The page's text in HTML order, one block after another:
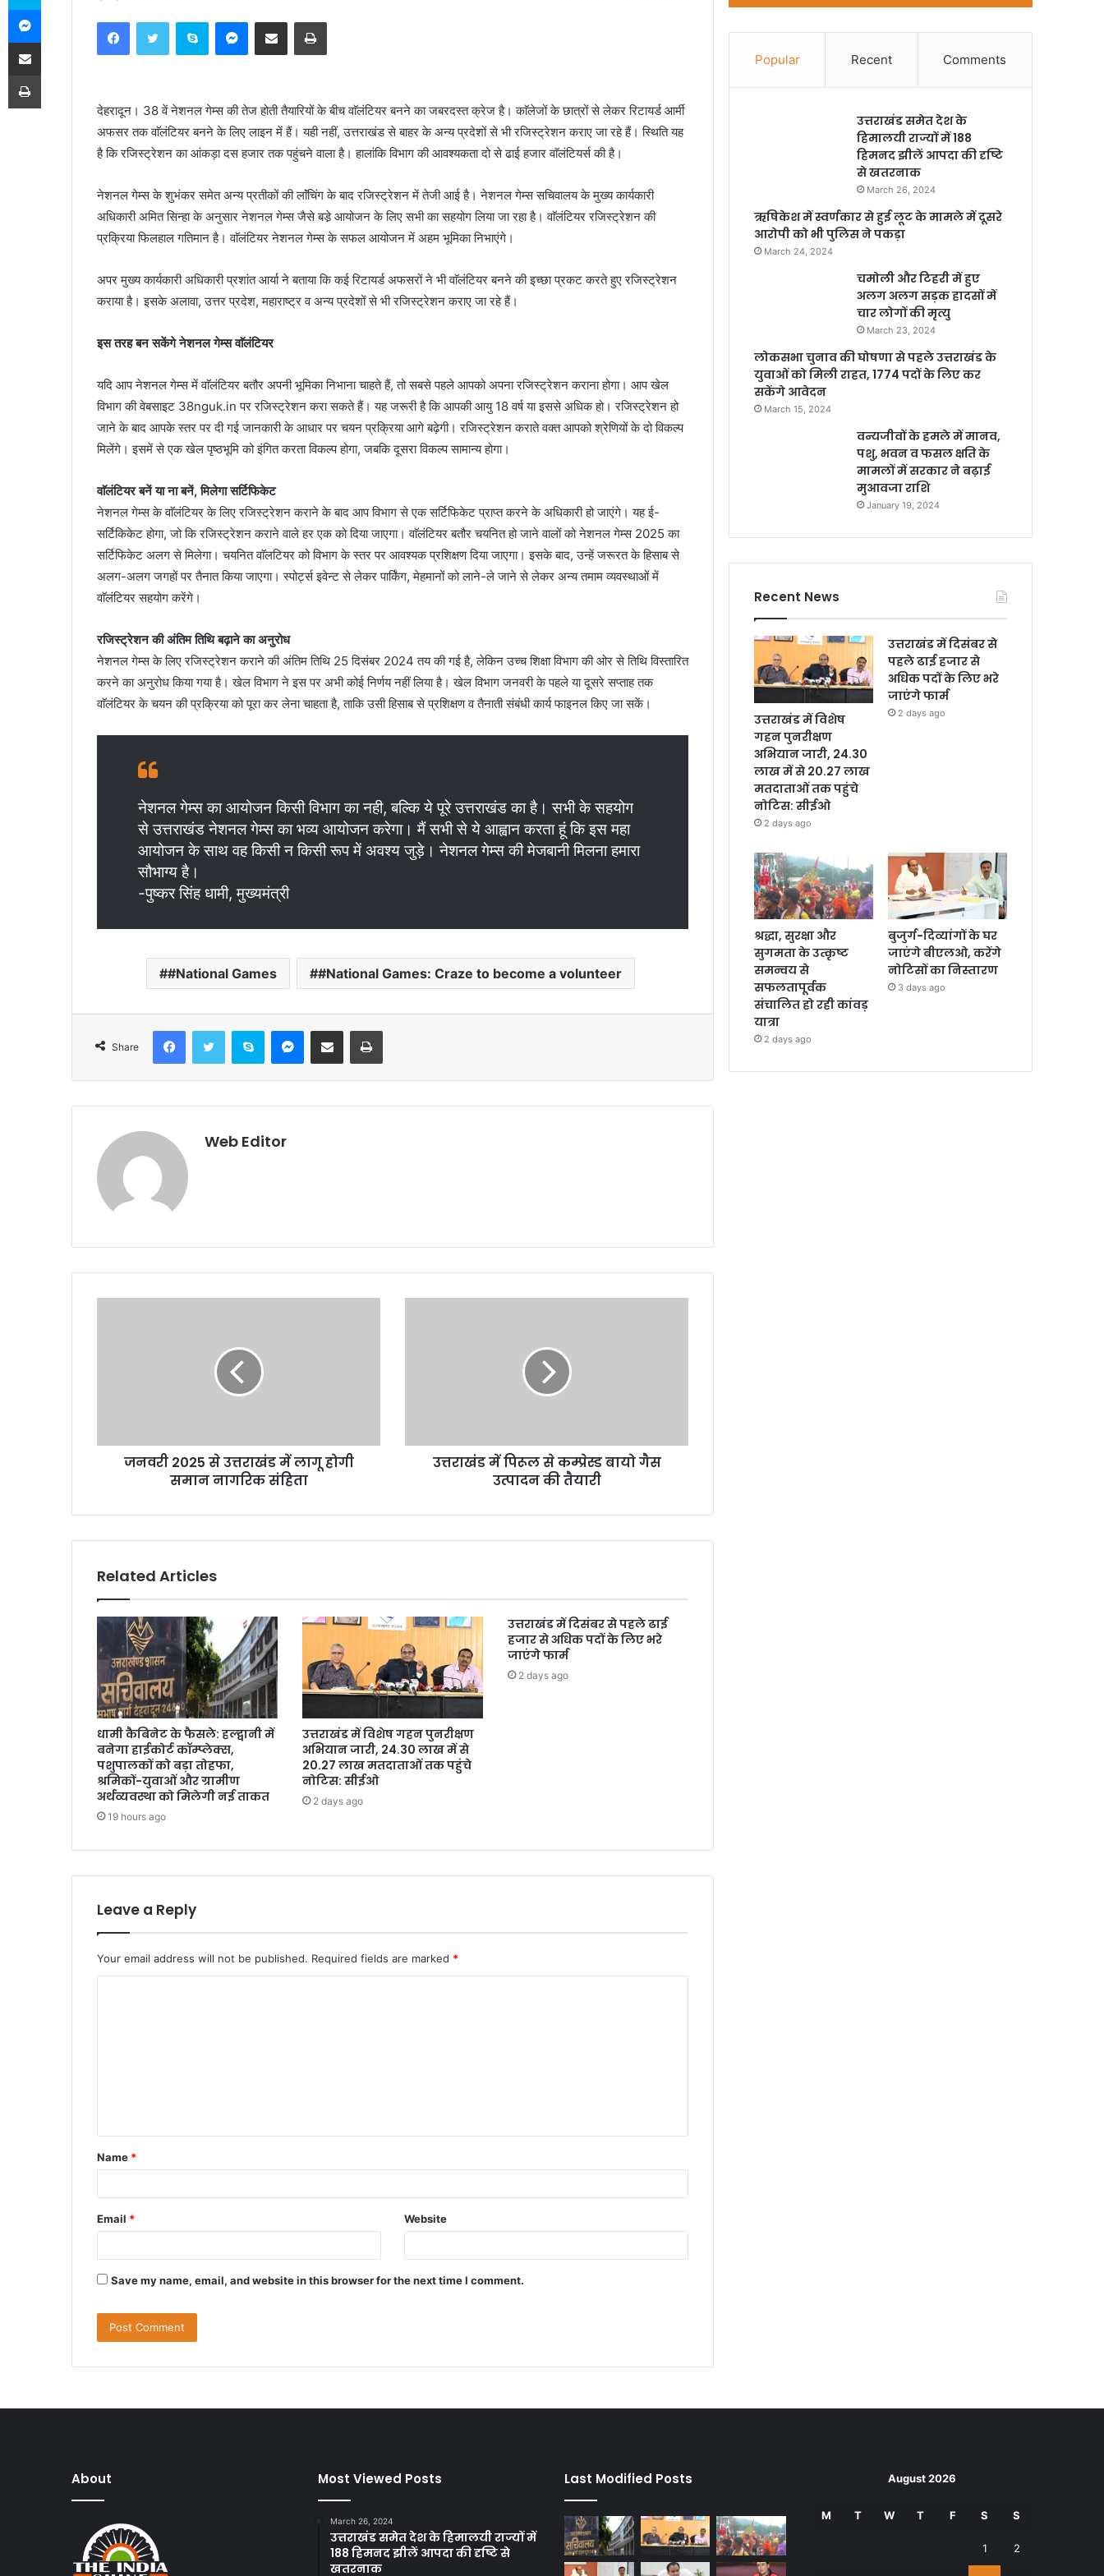
n
d
e
m
a
l
देहरादून। 38 वें नेशनल गेम्स की तेज होती तैयारियों के बीच वाॅलंटियर बनने का जबरदस्त क्रेज है। काॅलेजों के छात्रों से लेकर रिटायर्ड आर्मी
अफसर तक वाॅलंटियर बनने के लिए लाइन में हैं। यही नहीं, उत्तराखंड से बाहर के अन्य प्रदेशों से भी रजिस्ट्रेशन कराए जा रहे हैं। स्थिति यह
है कि रजिस्ट्रेशन का आंकड़ा दस हजार तक पहुंचने वाला है। हालांकि विभाग की आवश्यकता दो से ढाई हजार वाॅलंटियर्स की है।
नेशनल गेम्स के शुभंकर समेत अन्य प्रतीकों की लाॅंचिंग के बाद रजिस्ट्रेशन में तेजी आई है। नेशनल गेम्स सचिवालय के मुख्य कार्यकारी
अधिकारी अमित सिन्हा के अनुसार नेशनल गेम्स जैसे बडे़ आयोजन के लिए सभी का सहयोग लिया जा रहा है। वाॅलंटियर रजिस्ट्रेशन की
प्रक्रिया फिलहाल गतिमान है। वाॅलंटियर नेशनल गेम्स के सफल आयोजन में अहम भूमिका निभाएंगे।
अपर मुख्य कार्यकारी अधिकारी प्रशांत आर्या ने बताया कि कई रिटायर्ड अफसरों ने भी वाॅलंटियर बनने की इच्छा प्रकट करते हुए रजिस्ट्रेशन
कराया है। इसके अलावा, उत्तर प्रदेश, महाराष्ट्र व अन्य प्रदेशों से भी रजिस्ट्रेशन कराए जा रहे हैं।
इस तरह बन सकेंगे नेशनल गेम्स वाॅलंटियर
यदि आप नेशनल गेम्स में वाॅलंटियर बतौर अपनी भूमिका निभाना चाहते हैं, तो सबसे पहले आपको अपना रजिस्ट्रेशन कराना होगा। आप खेल
विभाग की वेबसाइट 38nguk.in पर रजिस्ट्रेशन करा सकते हैं। यह जरूरी है कि आपकी आयु 18 वर्ष या इससे अधिक हो। रजिस्ट्रेशन हो
जाने के बाद आपके स्तर पर दी गई जानकारी के आधार पर चयन प्रक्रिया आगे बढ़ेगी। रजिस्ट्रेशन कराते वक्त आपको श्रेणियों के दो विकल्प
मिलेंगे। इसमें से एक खेल पृष्ठभूमि को इंगित करता विकल्प होगा, जबकि दूसरा विकल्प सामान्य होगा।
वाॅलंटियर बनें या ना बनें, मिलेगा सर्टिफिकेट
नेशनल गेम्स के वाॅलंटियर के लिए रजिस्ट्रेशन कराने के बाद आप विभाग से एक सर्टिफिकेट प्राप्त करने के अधिकारी हो जाएंगे। यह ई-
सर्टिकिकेट होगा, जो कि रजिस्ट्रेशन कराने वाले हर एक को दिया जाएगा। वाॅलंटियर बतौर चयनित हो जाने वालों को नेशनल गेम्स 2025 का
सर्टिफिकेट अलग से मिलेगा। चयनित वाॅलटियर को विभाग के स्तर पर आवश्यक प्रशिक्षण दिया जाएगा। इसके बाद, उन्हें जरूरत के हिसाब से
अलग-अलग जगहों पर तैनात किया जाएगा। स्पोर्ट्स इवेन्ट से लेकर पार्किंग, मेहमानों को लाने-ले जाने से लेकर अन्य तमाम व्यवस्थाओं में
वाॅलंटियर सहयोग करेंगे।
रजिस्ट्रेशन की अंतिम तिथि बढ़ाने का अनुरोध
नेशनल गेम्स के लिए रजिस्ट्रेशन कराने की अंतिम तिथि 25 दिसंबर 2024 तय की गई है, लेकिन उच्च शिक्षा विभाग की ओर से तिथि विस्तारित
करने का अनुरोध किया गया है। खेल विभाग ने इस पर अभी कोई निर्णय नहीं लिया है। खेल विभाग जनवरी के पहले या दूसरे सप्ताह तक
वाॅलंटियर के चयन की प्रक्रिया को पूरा कर लेना चाहता है, ताकि उसी हिसाब से प्रशिक्षण व तैनाती संबंधी कार्य फाइनल किए जा सकें।
नेशनल गेम्स का आयोजन किसी विभाग का नही, बल्कि ये पूरे उत्तराखंड का है। सभी के सहयोग
से उत्तराखंड नेशनल गेम्स का भव्य आयोजन करेगा। मैं सभी से ये आह्वान करता हूं कि इस महा
आयोजन के साथ वह किसी न किसी रूप में अवश्य जुड़े। नेशनल गेम्स की मेजबानी मिलना हमारा
सौभाग्य है।
-पुष्कर सिंह धामी, मुख्यमंत्री
#National Games #National Games: Craze to become a volunteer
Share
Web Editor
जनवरी 2025 से उत्तराखंड में लागू होगी
समान नागरिक संहिता
उत्तराखंड में पिरूल से कम्प्रेस्ड बायो गैस
उत्पादन की तैयारी
Related Articles
धामी कैबिनेट के फैसले: हल्द्वानी में
बनेगा हाईकोर्ट कॉम्प्लेक्स,
पशुपालकों को बड़ा तोहफा,
श्रमिकों-युवाओं और ग्रामीण
अर्थव्यवस्था को मिलेगी नई ताकत
19 hours ago
उत्तराखंड में विशेष गहन पुनरीक्षण
अभियान जारी, 24.30 लाख में से
20.27 लाख मतदाताओं तक पहुंचे
नोटिस: सीईओ
2 days ago
उत्तराखंड में दिसंबर से पहले ढाई
हजार से अधिक पदों के लिए भरे
जाएंगे फार्म
2 days ago
Leave a Reply
Your email address will not be published. Required fields are marked *
t
*
Name *
Email * Website
Save my name, email, and website in this browser for the next time I comment.
Popular Recent Comments
उत्तराखंड समेत देश के
हिमालयी राज्यों में 188
हिमनद झीलें आपदा की दृष्टि
से खतरनाक
March 26, 2024
ऋषिकेश में स्वर्णकार से हुई लूट के मामले में दूसरे
आरोपी को भी पुलिस ने पकड़ा
March 24, 2024
चमोली और टिहरी में हुए
अलग अलग सड़क हादसों में
चार लोगों की मृत्यु
March 23, 2024
लोकसभा चुनाव की घोषणा से पहले उत्तराखंड के
युवाओं को मिली राहत, 1774 पदों के लिए कर
सकेंगे आवेदन
March 15, 2024
वन्यजीवों के हमले में मानव,
पशु, भवन व फसल क्षति के
मामलों में सरकार ने बढ़ाई
मुआवजा राशि
January 19, 2024
Recent News
उत्तराखंड में विशेष
गहन पुनरीक्षण
अभियान जारी, 24.30
लाख में से 20.27 लाख
मतदाताओं तक पहुंचे
नोटिस: सीईओ
2 days ago
उत्तराखंड में दिसंबर से
पहले ढाई हजार से
अधिक पदों के लिए भरे
जाएंगे फार्म
2 days ago
श्रद्धा, सुरक्षा और
सुगमता के उत्कृष्ट
समन्वय से
सफलतापूर्वक
संचालित हो रही कांवड़
यात्रा
2 days ago
बुजुर्ग-दिव्यांगों के घर
जाएंगे बीएलओ, करेंगे
नोटिसों का निस्तारण
3 days ago
About Most Viewed Posts
March 26, 2024
उत्तराखंड समेत देश के हिमालयी राज्यों में
188 हिमनद झीलें आपदा की दृष्टि से
खतरनाक
Last Modified Posts August 2026
M T W T F S S
1 2